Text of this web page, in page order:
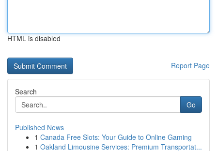
HTML is disabled
Report Page
Search
Go
Published News
1 Canada Free Slots: Your Guide to Online Gaming
1 Oakland Limousine Services: Premium Transportat...